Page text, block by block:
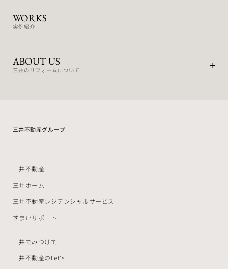
WORKS
実例紹介
ABOUT US
三井のリフォームについて
三井不動産グループ
三井不動産
三井ホーム
三井不動産レジデンシャルサービス
すまいサポート
三井でみつけて
三井不動産のLet‘s